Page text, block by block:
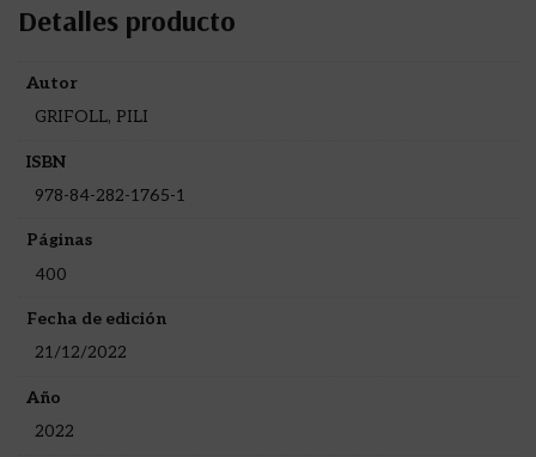
Detalles producto
Autor
GRIFOLL, PILI
ISBN
978-84-282-1765-1
Páginas
400
Fecha de edición
21/12/2022
Año
2022